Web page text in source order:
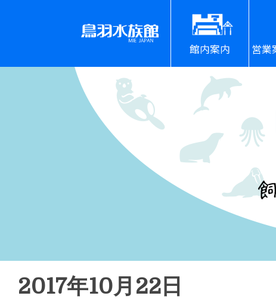
館内案内 営業
2017年10月22日